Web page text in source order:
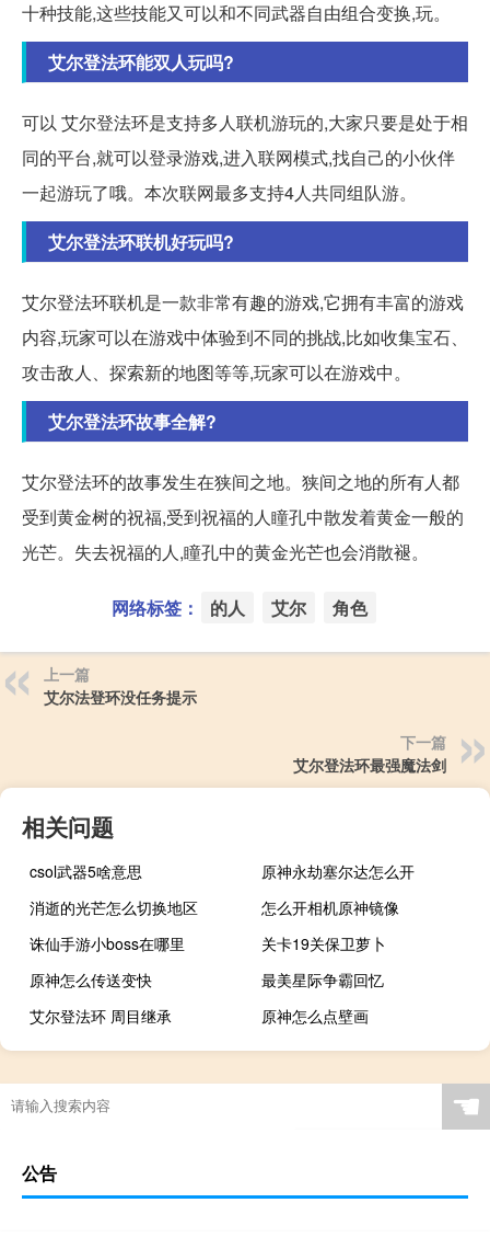
十种技能,这些技能又可以和不同武器自由组合变换,玩。
艾尔登法环能双人玩吗?
可以 艾尔登法环是支持多人联机游玩的,大家只要是处于相
同的平台,就可以登录游戏,进入联网模式,找自己的小伙伴
一起游玩了哦。本次联网最多支持4人共同组队游。
艾尔登法环联机好玩吗?
艾尔登法环联机是一款非常有趣的游戏,它拥有丰富的游戏
内容,玩家可以在游戏中体验到不同的挑战,比如收集宝石、
攻击敌人、探索新的地图等等,玩家可以在游戏中。
艾尔登法环故事全解?
艾尔登法环的故事发生在狭间之地。狭间之地的所有人都
受到黄金树的祝福,受到祝福的人瞳孔中散发着黄金一般的
光芒。失去祝福的人,瞳孔中的黄金光芒也会消散褪。
网络标签： 的人 艾尔 角色
上一篇
艾尔法登环没任务提示
下一篇
艾尔登法环最强魔法剑
相关问题
csol武器5啥意思
原神永劫塞尔达怎么开
消逝的光芒怎么切换地区
怎么开相机原神镜像
诛仙手游小boss在哪里
关卡19关保卫萝卜
原神怎么传送变快
最美星际争霸回忆
艾尔登法环 周目继承
原神怎么点壁画
☚
公告